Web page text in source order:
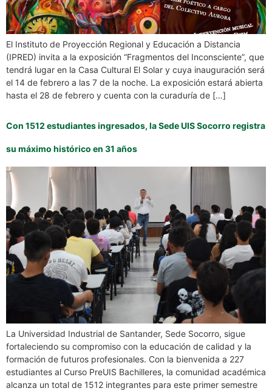
El Instituto de Proyección Regional y Educación a Distancia
(IPRED) invita a la exposición “Fragmentos del Inconsciente”, que
tendrá lugar en la Casa Cultural El Solar y cuya inauguración será
el 14 de febrero a las 7 de la noche. La exposición estará abierta
hasta el 28 de febrero y cuenta con la curaduría de […]
Con 1512 estudiantes ingresados, la Sede UIS Socorro registra
su máximo histórico en 31 años
La Universidad Industrial de Santander, Sede Socorro, sigue
fortaleciendo su compromiso con la educación de calidad y la
formación de futuros profesionales. Con la bienvenida a 227
estudiantes al Curso PreUIS Bachilleres, la comunidad académica
alcanza un total de 1512 integrantes para este primer semestre